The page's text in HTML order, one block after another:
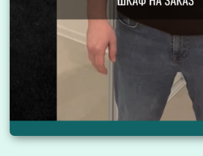
Привезем и установим кухню по
предварительной договоренности
Производим гарантийный ремонт кухни
и проверяем текущее состояние
Гарантия и сервис